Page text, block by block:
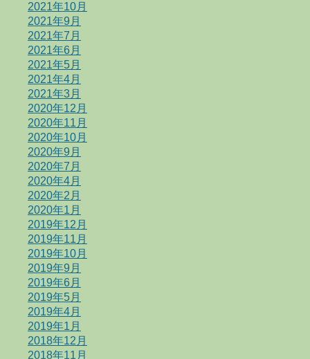
2021年10月
2021年9月
2021年7月
2021年6月
2021年5月
2021年4月
2021年3月
2020年12月
2020年11月
2020年10月
2020年9月
2020年7月
2020年4月
2020年2月
2020年1月
2019年12月
2019年11月
2019年10月
2019年9月
2019年6月
2019年5月
2019年4月
2019年1月
2018年12月
2018年11月